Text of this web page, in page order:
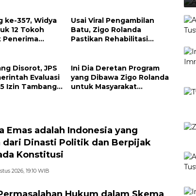
ke-357, Widya
12 Tokoh
Penerima
Usai Viral Pengambilan
Batu, Zigo Rolanda
Pastikan Rehabilitasi
Disorot, JPS
Evaluasi
Izin Tambang
Ini Dia Deretan Program
yang Dibawa Zigo Rolanda
untuk Masyarakat
Emas adalah Indonesia yang
dari Dinasti Politik dan Berpijak
Konstitusi
2026, 19:10 WIB